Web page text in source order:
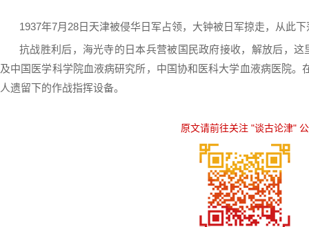
1937年7月28日天津被侵华日军占领，大钟被日军掠走，从此
抗战胜利后，海光寺的日本兵营被国民政府接收，解放后，
及中国医学科学院血液病研究所，中国协和医科大学血液病医院。
人遗留下的作战指挥设备。
原文请前往关注 "谈古论津"